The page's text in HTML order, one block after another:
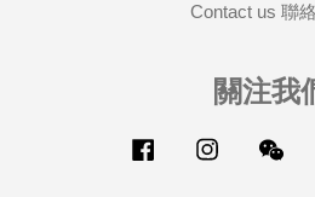
Contact us 聯
關注我
Facebook Instagram